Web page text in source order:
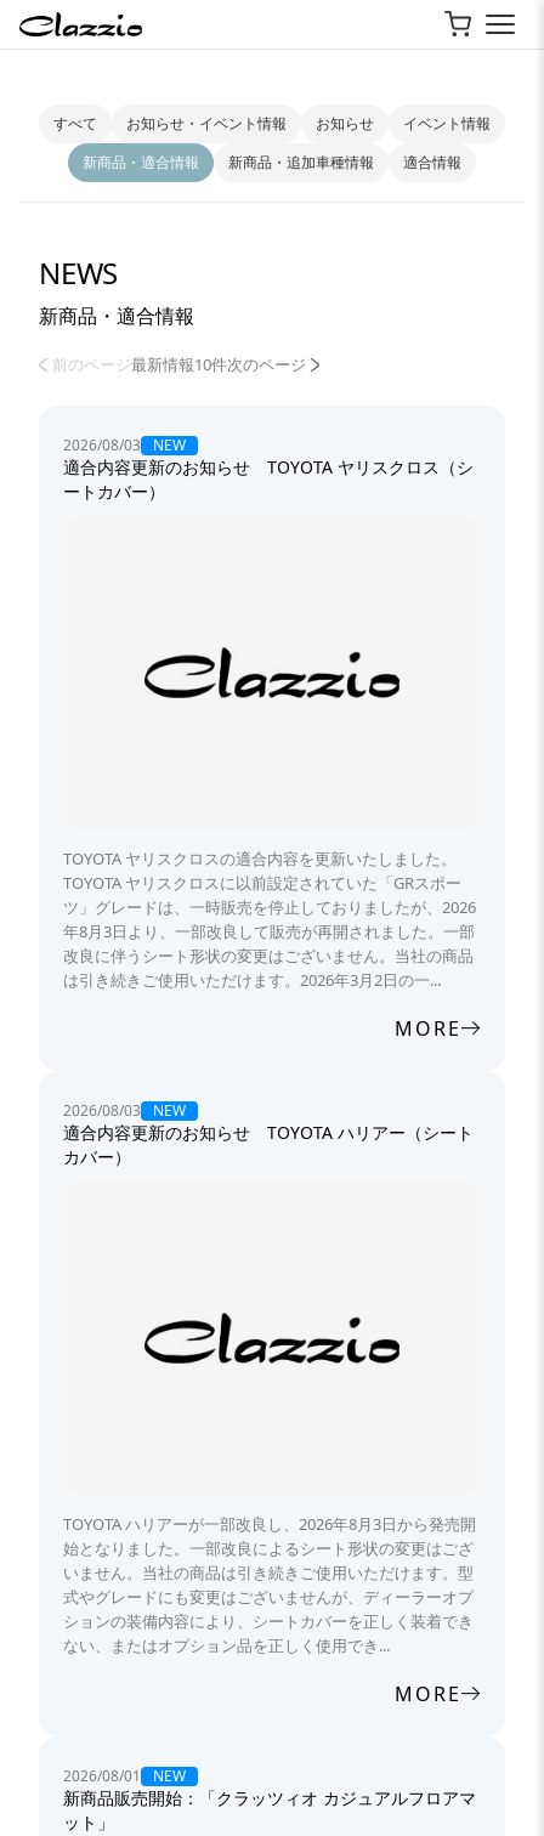
すべて お知らせ・イベント情報 お知らせ
イベント情報
新商品・適合情報
新商品・追加車種情報 適合情報
NEWS
新商品・適合情報
前のページ最新情報10件次のページ
2026/08/03 NEW
適合内容更新のお知らせ TOYOTA ヤリスクロス（シ
ートカバー）
TOYOTA ヤリスクロスの適合内容を更新いたしました。
TOYOTA ヤリスクロスに以前設定されていた「GRスポー
ツ」グレードは、一時販売を停止しておりましたが、2026
年8月3日より、一部改良して販売が再開されました。一部
改良に伴うシート形状の変更はございません。当社の商品
は引き続きご使用いただけます。2026年3月2日の一...
MORE
2026/08/03 NEW
適合内容更新のお知らせ TOYOTA ハリアー（シート
カバー）
TOYOTA ハリアーが一部改良し、2026年8月3日から発売開
始となりました。一部改良によるシート形状の変更はござ
いません。当社の商品は引き続きご使用いただけます。型
式やグレードにも変更はございませんが、ディーラーオプ
ションの装備内容により、シートカバーを正しく装着でき
ない、またはオプション品を正しく使用でき...
MORE
2026/08/01 NEW
新商品販売開始：「クラッツィオ カジュアルフロアマ
ット」